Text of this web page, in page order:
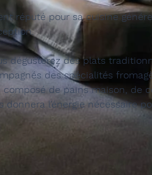
réputé pour sa cuisine
dégusterez des plats
des spécialités
de pains maison, de
donnera l’énergie nécessaire